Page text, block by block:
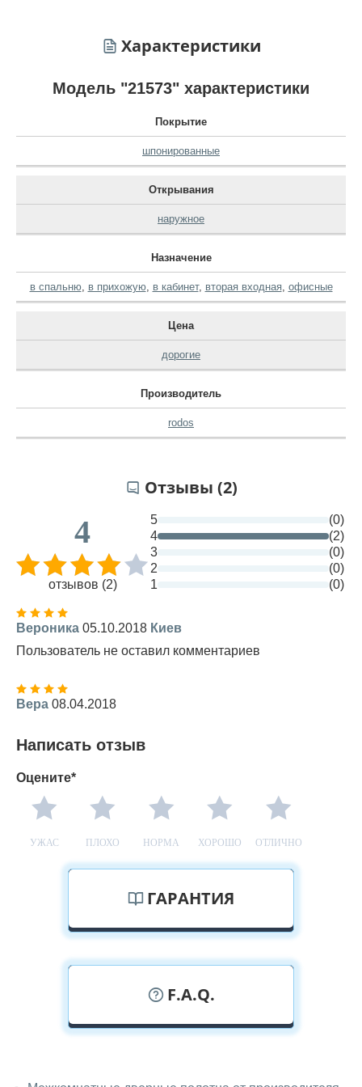
Характеристики
Модель "21573" характеристики
Покрытие
шпонированные
Открывания
наружное
Назначение
в спальню, в прихожую, в кабинет, вторая входная, офисные
Цена
дорогие
Производитель
rodos
Отзывы (2)
4
отзывов (2)
5
(0)
4
(2)
3
(0)
2
(0)
1
(0)
Вероника 05.10.2018 Киев
Пользователь не оставил комментариев
Вера 08.04.2018
Написать отзыв
Оцените*
УЖАС ПЛОХО НОРМА ХОРОШО ОТЛИЧНО
ГАРАНТИЯ
F.A.Q.
полотна вживую?